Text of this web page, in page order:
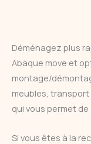
Déménagez plus
Abaque move et
montage/
meubles, transport
qui vous permet
Si vous êtes à la